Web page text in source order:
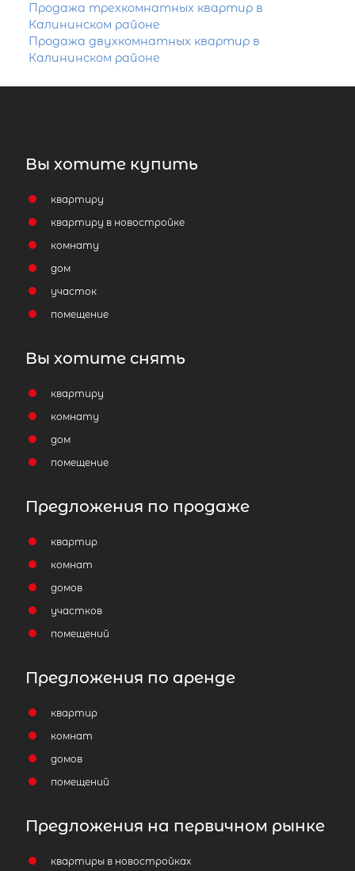
Продажа трехкомнатных квартир в
Калининском районе
Продажа двухкомнатных квартир в
Калининском районе
Вы хотите купить
квартиру
квартиру в новостройке
комнату
дом
участок
помещение
Вы хотите снять
квартиру
комнату
дом
помещение
Предложения по продаже
квартир
комнат
домов
участков
помещений
Предложения по аренде
квартир
комнат
домов
помещений
Предложения на первичном рынке
квартиры в новостройках